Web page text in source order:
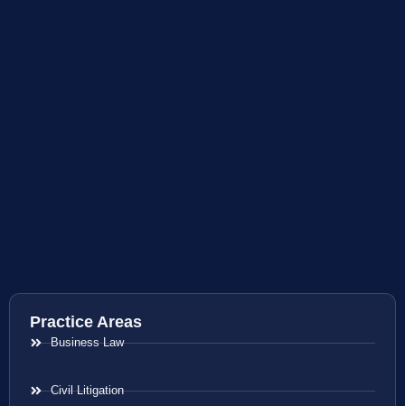
Practice Areas
Business Law
Civil Litigation